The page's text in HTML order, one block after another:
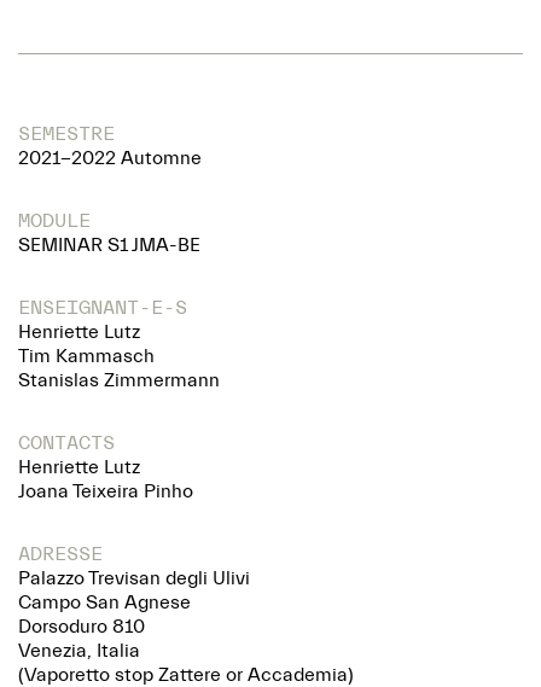
SEMESTRE
2021-2022 Automne
MODULE
SEMINAR S1 JMA-BE
ENSEIGNANT-E-S
Henriette Lutz
Tim Kammasch
Stanislas Zimmermann
CONTACTS
Henriette Lutz
Joana Teixeira Pinho
ADRESSE
Palazzo Trevisan degli Ulivi
Campo San Agnese
Dorsoduro 810
Venezia, Italia
(Vaporetto stop Zattere or Accademia)